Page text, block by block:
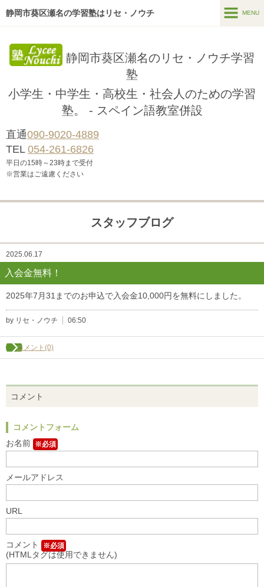
静岡市葵区瀬名の学習塾はリセ・ノウチ
静岡市葵区瀬名のリセ・ノウチ学習
塾
小学生・中学生・高校生・社会人のための学習
塾。 - スペイン語教室併設
直通090-9020-4889
TEL 054-261-6826
平日の15時～23時まで受付
※営業はご遠慮ください
MENU
ホーム
大学合格実績
お問い合わせ
スタッフブログ
2025.06.17
入会金無料！
2025年7月31までのお申込で入会金10,000円を無料にしました。
by リセ・ノウチ 06:50
コメント(0)
コメント
コメントフォーム
お名前 ※必須
メールアドレス
URL
コメント ※必須
(HTMLタグは使用できません)